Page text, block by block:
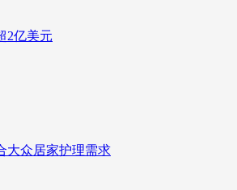
2亿美元
大众居家护理需求